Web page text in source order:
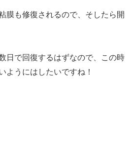
膜も修復されるので、そしたら開
日で回復するはずなので、この時
ようにはしたいですね！